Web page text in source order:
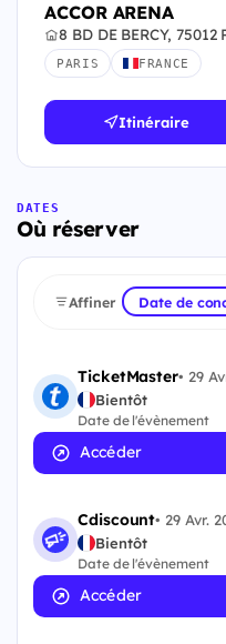
ACCOR ARENA
8 BD DE BERCY, 75012
PARIS FRANCE
Itinéraire
DATES
Où réserver
Affiner Date de
TicketMaster• 29
Bientôt
Date de l'évènement
Accéder
Cdiscount• 29 Avr.
Bientôt
Date de l'évènement
Accéder